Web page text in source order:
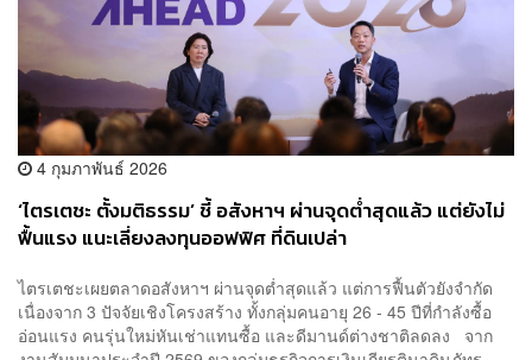
4 กุมภาพันธ์ 2026
‘ไตรเตชะ ตั้งมติธรรม’ ชี้ อสังหาฯ ผ่านจุดต่ำสุดแล้ว แต่ยังไม่
ฟื้นแรง แนะเลี่ยงลงทุนออฟฟิศ ที่ดินเปล่า
ไตรเตชะเผยตลาดอสังหาฯ ผ่านจุดต่ำสุดแล้ว แต่การฟื้นตัวยังจำกัด
เนื่องจาก 3 ปัจจัยเชิงโครงสร้าง ทั้งกลุ่มคนอายุ 26 - 45 ปีที่กำลังซื้อ
อ่อนแรง คนรุ่นใหม่หันเช่าแทนซื้อ และดีมานด์ต่างชาติลดลง จาก